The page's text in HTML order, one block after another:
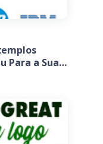
Para a Sua